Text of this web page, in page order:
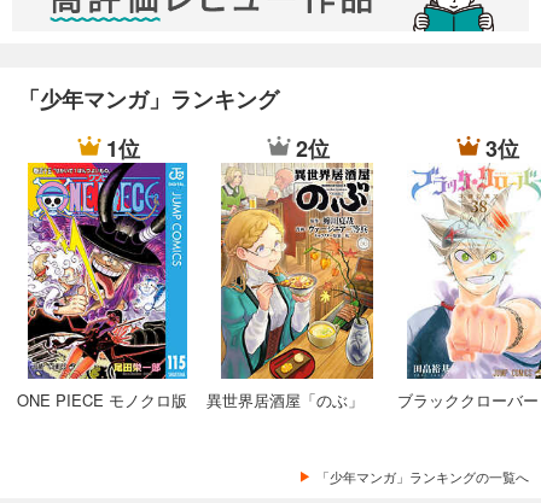
封神演義 10
封神演義 11
封神演義 12
封神演義 13
封神演義 14
封神演義 15
封神演義 16
封神演義 17
「少年マンガ」ランキング
1位
ONE PIECE モノクロ版
2位
異世界居酒屋「のぶ」
3位
ブラッククローバー
「少年マンガ」ランキングの一覧へ